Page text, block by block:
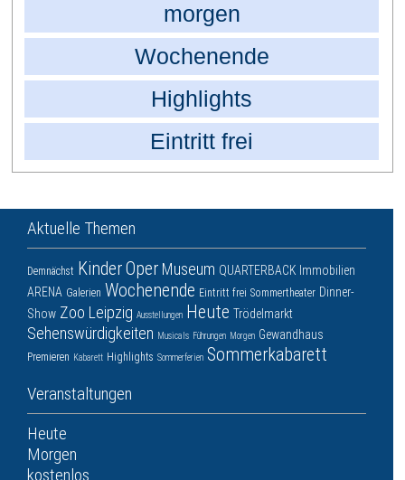
morgen
Wochenende
Highlights
Eintritt frei
Aktuelle Themen
Demnächst KinderOper Museum QUARTERBACK Immobilien
ARENA Galerien Wochenende Eintritt frei Sommertheater Dinner-
Show Zoo Leipzig Ausstellungen Heute Trödelmarkt
Sehenswürdigkeiten Musicals Führungen Morgen Gewandhaus
Premieren Kabarett Highlights Sommerferien Sommerkabarett
Veranstaltungen
Heute
Morgen
kostenlos